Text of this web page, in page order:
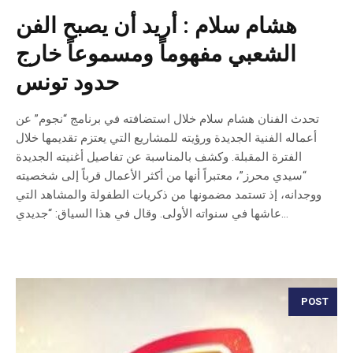
هشام سلام : أريد أن يصبح الفن
الشعبي مفهوماً ومسموعاً خارج
حدود تونس
تحدث الفنان هشام سلام خلال استضافته في برنامج “نجوم” عن
أعماله الفنية الجديدة ورؤيته للمشاريع التي يعتزم تقديمها خلال
الفترة المقبلة. وكشف بالمناسبة عن تفاصيل أغنيته الجديدة
“سيدي محرز”، معتبراً أنها من أكثر الأعمال قرباً إلى شخصيته
ووجدانه، إذ تستمد مضمونها من ذكريات الطفولة والمشاهد التي
عاشها في سنواته الأولى. وقال في هذا السياق: “جديدي...
POST